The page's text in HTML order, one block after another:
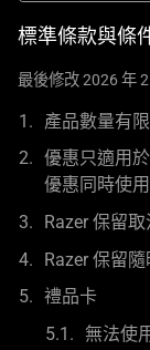
常
見
問
答
集
標準條款與條
最後修改 2026 年 2
產品數量有
優惠只適用
優惠同時使用
Razer 保留
Razer 保留
禮品卡
無法使